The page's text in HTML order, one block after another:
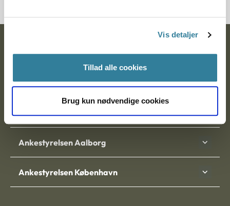
Vis detaljer
Tillad alle cookies
Brug kun nødvendige cookies
Nytorv 7, 2. sal
9000 Aalborg
Ankestyrelsen Aalborg
Ankestyrelsen København